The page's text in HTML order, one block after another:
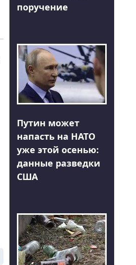
поручение
Путин может
напасть на НАТО
уже этой осенью:
данные разведки
США